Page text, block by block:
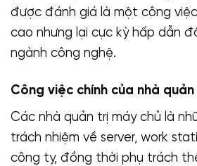
được đánh giá là một công
cao nhưng lại cực kỳ hấp dẫn
ngành công nghệ.
Công việc chính của nhà
Các nhà quản trị máy chủ là
trách nhiệm về server, work
công ty, đồng thời phụ trách